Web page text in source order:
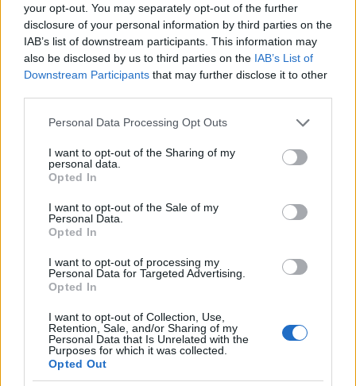
your opt-out. You may separately opt-out of the further
disclosure of your personal information by third parties on the
IAB’s list of downstream participants. This information may
also be disclosed by us to third parties on the IAB’s List of
Downstream Participants that may further disclose it to other
Please note that this website/app uses one or more Google
not limited to your visit or usage behaviour. You may click to
grant or deny consent to Google and its third-party tags to
use your data for below specified purposes in below Google
consent section.
Personal Data Processing Opt Outs
I want to opt-out of the Sharing of my
personal data.
Opted In
I want to opt-out of the Sale of my
Personal Data.
Opted In
I want to opt-out of processing my
Personal Data for Targeted Advertising.
Opted In
I want to opt-out of Collection, Use,
Retention, Sale, and/or Sharing of my
Personal Data that Is Unrelated with the
Purposes for which it was collected.
Opted Out
SZÉKELY CSABA:Köszönöm a kérdést. Igen,
tulajdonképpen az egész előadás,az egész, ahogy
önök látták ezt az Alkésztisz előadást, az úgy, ahogy
van Sorin Militaru fejében született. Úgy történt a
dolog, hogy Sorin azt mondta, van egy elképzelésem
egy Alkésztiszről, amit szeretnék megrendezni.
Tudom, hogy mit akarok, csak meg kell valakinek
kérdeztem én. - Két hét múlva kezdődne a próba –
vázolta. Erre én azt mondtam: hát akkor persze,
hogyne elkészítem. Ekkor elmondta jelenetről-
jelenetre, hogy mit szeretne, mik a szereplők
szándéka stb. Nekem karaktert kellett kölcsönözni,
emberszerűvé kellett tennem a figurákat, és
dialógust kellett adni a szájukba. Az, hogy a
szereplők mit csináljanak, mi történjen egy
jelenetben az mind Sorin-nak köszönhetően, van így,
ahogy van.
FARAGÓ ZSUZSA:Amit most hallottunk, amit a
Csaba elmondott, klasszikus dramaturgiai munka,
tehát akik itt ülnek dramaturgok, én magam is sok